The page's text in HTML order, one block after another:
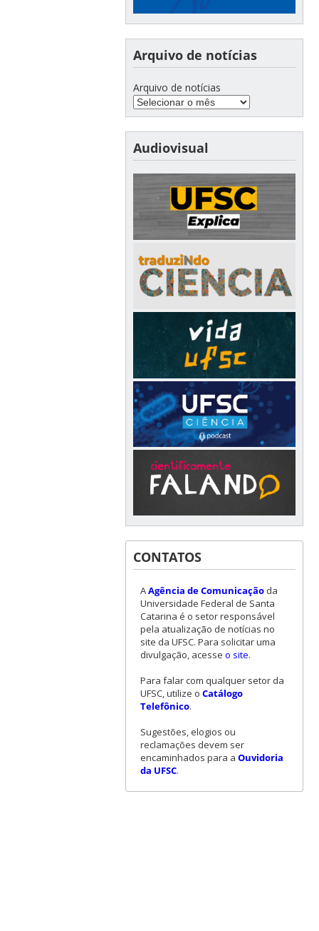
Arquivo de notícias
Arquivo de notícias
Audiovisual
CONTATOS
AAgência de Comunicaçãoda
Universidade Federal de Santa
Catarina é o setor responsável
pela atualização de notícias no
site da UFSC. Para solicitar uma
divulgação, acesse o site.
Para falar com qualquer setor da
UFSC, utilize o Catálogo
Telefônico.
Sugestões, elogios ou
reclamações devem ser
encaminhados para a Ouvidoria
da UFSC.